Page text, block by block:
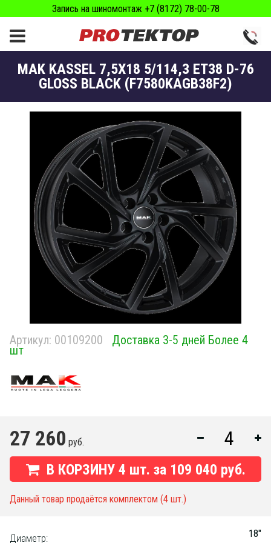
Запись на шиномонтаж +7 (8172) 78-00-78
MAK KASSEL 7,5X18 5/114,3 ET38 D-76
GLOSS BLACK (F7580KAGB38F2)
Артикул: 00109200 Доставка 3-5 дней Более 4
шт
27 260 руб.
В КОРЗИНУ 4 шт. за 109 040 руб.
Данный товар продаётся комплектом (4 шт.)
Диаметр: 18"